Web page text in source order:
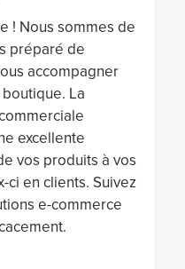
! Nous sommes de
préparé de
accompagner
La
excellente
vos produits à vos
ci en clients. Suivez
e-commerce